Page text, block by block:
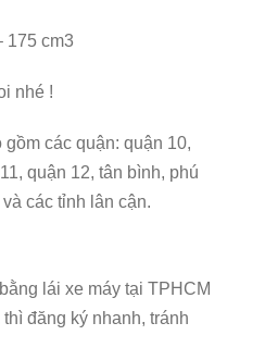
175 cm3
nhé !
gồm các quận: quận 10,
quận 12, tân bình, phú
các tỉnh lân cận.
lái xe máy tại TPHCM
thì đăng ký nhanh, tránh